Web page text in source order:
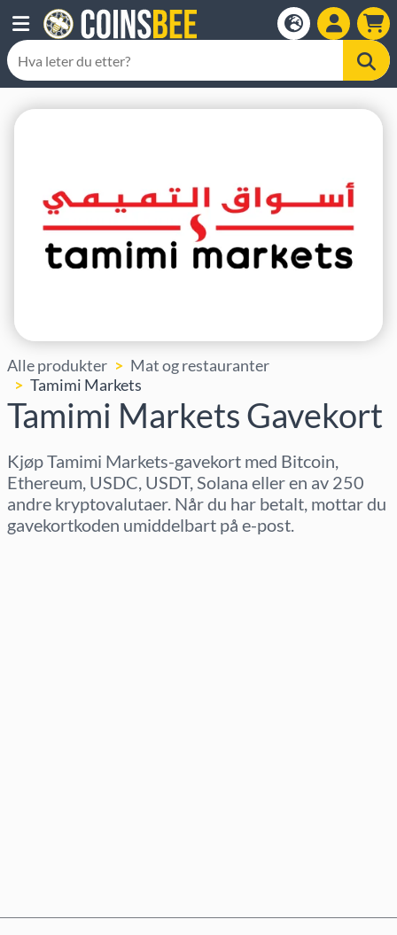
Alle produkter
Mat og restauranter
Tamimi Markets
Tamimi Markets Gavekort
Kjøp Tamimi Markets-gavekort med Bitcoin,
Ethereum, USDC, USDT, Solana eller en av 250
andre kryptovalutaer. Når du har betalt, mottar du
gavekortkoden umiddelbart på e-post.